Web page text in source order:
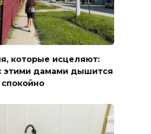
которые исцеляют:
этими дамами дышится